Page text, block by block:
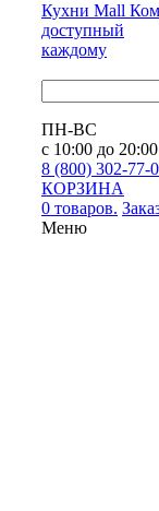
Кухни Mall
доступный
каждому
ПН-ВС
с 10:00 до 20:00
8 (800) 302-77-
КОРЗИНА
0 товаров.
Меню